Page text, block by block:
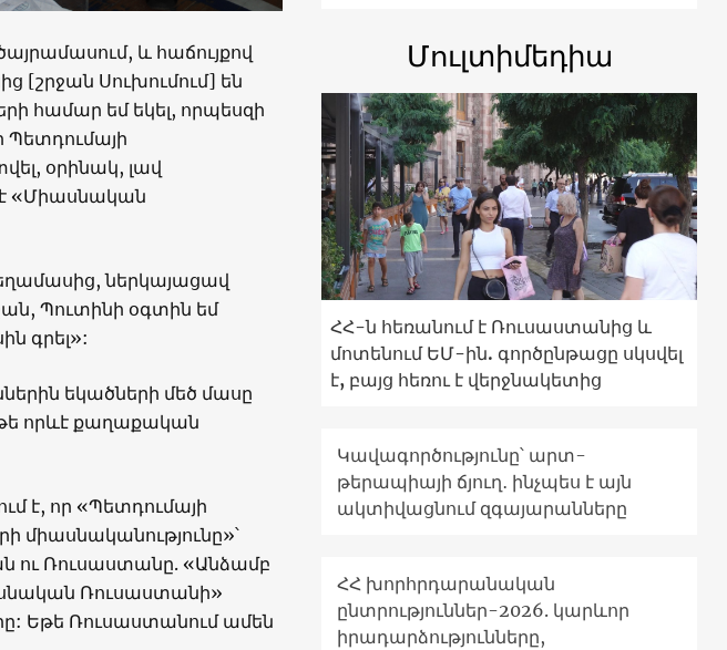
և հաճույքով
[շրջան Սուխումում] են
համար եմ եկել, որպեսզի
Պետդումայի
օրինակ, լավ
«Միասնական
ներկայացավ
Պուտինի օգտին եմ
գրել»:
եկածների մեծ մասը
թե որևէ քաղաքական
է, որ «Պետդումայի
միասնականությունը»՝
ու Ռուսաստանը. «Անձամբ
Ռուսաստանի»
Եթե Ռուսաստանում ամեն
Մուլտիմեդիա
ՀՀ-ն հեռանում է Ռուսաստանից և
մոտենում ԵՄ-ին. գործընթացը սկսվել
է, բայց հեռու է վերջնակետից
Կավագործությունը՝ արտ-
թերապիայի ճյուղ․ ինչպես է այն
ակտիվացնում զգայարանները
ՀՀ խորհրդարանական
ընտրություններ-2026. կարևոր
իրադարձությունները,